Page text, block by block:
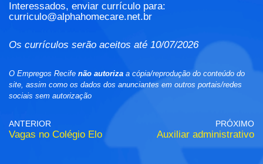
Interessados, enviar currículo para:
curriculo@alphahomecare.net.br
Os currículos serão aceitos até 10/07/2026
O Empregos Recife não autoriza a cópia/reprodução do conteúdo do
site, assim como os dados dos anunciantes em outros portais/redes
sociais sem autorização
ANTERIOR
Vagas no Colégio Elo
PRÓXIMO
Auxiliar administrativo